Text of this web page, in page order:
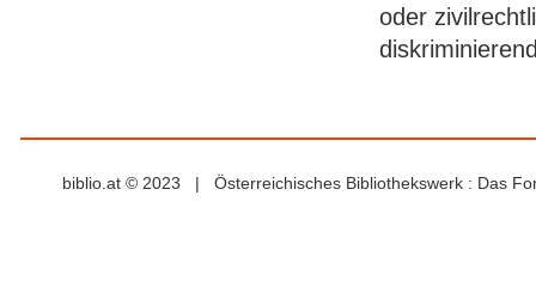
oder
biblio.at © 2023 | Österreichisches Bibliothekswerk : Das